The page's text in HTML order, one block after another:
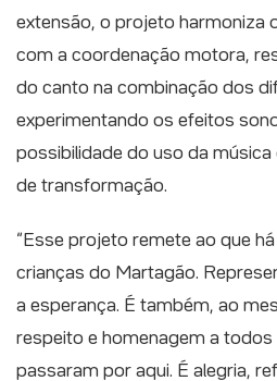
extensão, o projeto harmoniza
com a coordenação motora,
do canto na combinação dos
experimentando os efeitos
possibilidade do uso da
de transformação.
“Esse projeto remete ao que
crianças do Martagão.
a esperança. É também, ao
respeito e homenagem a todos
passaram por aqui. É alegria,